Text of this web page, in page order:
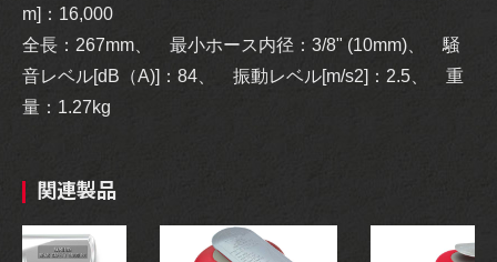
m]：16,000
全長：267mm、 最小ホース内径：3/8" (10mm)、 騒
音レベル[dB（A)]：84、 振動レベル[m/s2]：2.5、 重
量：1.27kg
関連製品